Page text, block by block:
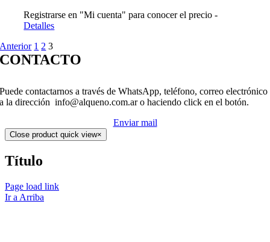
Registrarse en "Mi cuenta" para conocer el precio -
Detalles
Anterior 1 2 3
CONTACTO
Puede contactarnos a través de WhatsApp, teléfono, correo electrónico
a la dirección info@alqueno.com.ar o haciendo click en el botón.
Enviar mail
Close product quick view×
Título
Page load link
Ir a Arriba